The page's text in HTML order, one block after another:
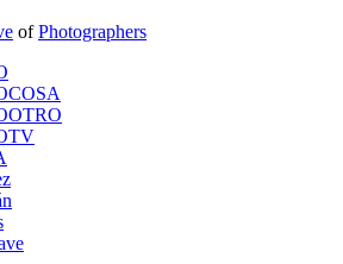
of Photographers